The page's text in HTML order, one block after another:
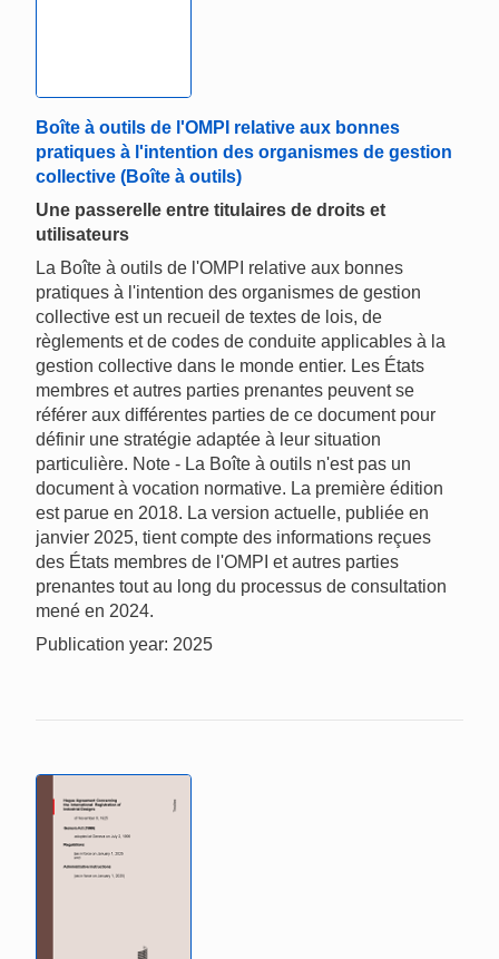
Boîte à outils de l'OMPI relative aux bonnes
pratiques à l'intention des organismes de gestion
collective (Boîte à outils)
Une passerelle entre titulaires de droits et
utilisateurs
La Boîte à outils de l'OMPI relative aux bonnes
pratiques à l'intention des organismes de gestion
collective est un recueil de textes de lois, de
règlements et de codes de conduite applicables à la
gestion collective dans le monde entier. Les États
membres et autres parties prenantes peuvent se
référer aux différentes parties de ce document pour
définir une stratégie adaptée à leur situation
particulière. Note - La Boîte à outils n'est pas un
document à vocation normative. La première édition
est parue en 2018. La version actuelle, publiée en
janvier 2025, tient compte des informations reçues
des États membres de l'OMPI et autres parties
prenantes tout au long du processus de consultation
mené en 2024.
Publication year: 2025